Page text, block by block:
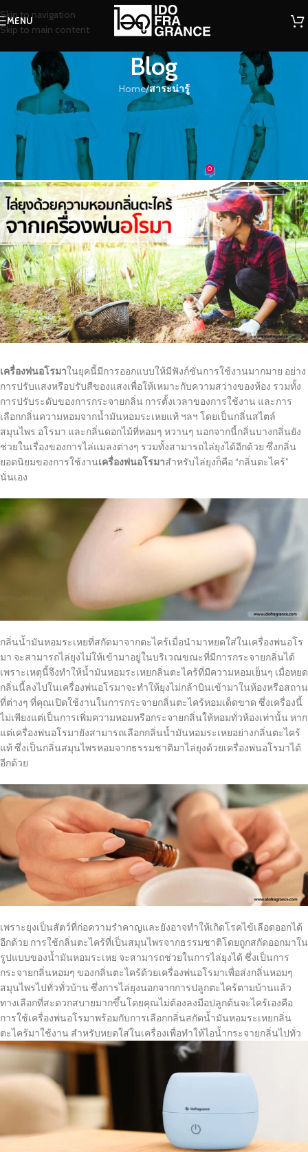
Skip to navigation
Skip to main content
MENU
Blog
Home/สาระน่ารู้
สาระน่ารู้
ไล่ยุงด้วยความหอมของสมุนไพรกลิ่น
ตะไคร้..จากเครื่องพ่นอโรมา
น้ำหอม On 28/05/2022 0
เครื่องพ่นอโรมาในยุคนี้มีการออกแบบให้มีฟังก์ชั่นการใช้งานมากมาย อย่าง
การปรับแสงหรือปรับสีของแสงเพื่อให้เหมาะกับความสว่างของห้อง รวมทั้ง
การปรับระดับของการกระจายกลิ่น การตั้งเวลาของการใช้งาน และการ
เลือกกลิ่นความหอมจากน้ำมันหอมระเหยแท้ ฯลฯ โดยเป็นกลิ่นสไตล์
สมุนไพร อโรมา และกลิ่นดอกไม้ที่หอมๆ หวานๆ นอกจากนี้กลิ่นบางกลิ่นยัง
ช่วยในเรื่องของการไล่แมลงต่างๆ รวมทั้งสามารถไล่ยุงได้อีกด้วย ซึ่งกลิ่น
ยอดนิยมของการใช้งานเครื่องพ่นอโรมาสำหรับไล่ยุงก็คือ “กลิ่นตะไคร้”
นั่นเอง
กลิ่นน้ำมันหอมระเหยที่สกัดมาจากตะไคร้เมื่อนำมาหยดใส่ในเครื่องพ่นอโร
มา จะสามารถไล่ยุงไม่ให้เข้ามาอยู่ในบริเวณขณะที่มีการกระจายกลิ่นได้
เพราะเหตุนี้จึงทำให้น้ำมันหอมระเหยกลิ่นตะไคร้ที่มีความหอมเย็นๆ เมื่อหยด
กลิ่นนี้ลงไปในเครื่องพ่นอโรมาจะทำให้ยุงไม่กล้าบินเข้ามาในห้องหรือสถาน
ที่ต่างๆ ที่คุณเปิดใช้งานในการกระจายกลิ่นตะไคร้หอมเด็ดขาด ซึ่งเครื่องนี้
ไม่เพียงแต่เป็นการเพิ่มความหอมหรือกระจายกลิ่นให้หอมทั่วห้องเท่านั้น หาก
แต่เครื่องพ่นอโรมายังสามารถเลือกกลิ่นน้ำมันหอมระเหยอย่างกลิ่นตะไคร้
แท้ ซึ่งเป็นกลิ่นสมุนไพรหอมจากธรรมชาติมาไล่ยุงด้วยเครื่องพ่นอโรมาได้
อีกด้วย
เพราะยุงเป็นสัตว์ที่ก่อความรำคาญและยังอาจทำให้เกิดโรคไข้เลือดออกได้
อีกด้วย การใช้กลิ่นตะไคร้ที่เป็นสมุนไพรจากธรรมชาติโดยถูกสกัดออกมาใน
รูปแบบของน้ำมันหอมระเหย จะสามารถช่วยในการไล่ยุงได้ ซึ่งเป็นการ
กระจายกลิ่นหอมๆ ของกลิ่นตะไคร้ด้วยเครื่องพ่นอโรมาเพื่อส่งกลิ่นหอมๆ
สมุนไพรไปทั่วทั่วบ้าน ซึ่งการไล่ยุงนอกจากการปลูกตะไคร้ตามบ้านแล้ว
ทางเลือกที่สะดวกสบายมากขึ้นโดยคุณไม่ต้องลงมือปลูกต้นจะไคร้เองคือ
การใช้เครื่องพ่นอโรมาพร้อมกับการเลือกกลิ่นสกัดน้ำมันหอมระเหยกลิ่น
ตะไคร้มาใช้งาน สำหรับหยดใส่ในเครื่องเพื่อทำให้ไอน้ำกระจายกลิ่นไปทั่ว